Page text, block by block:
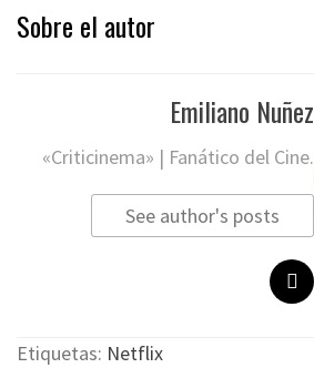
Sobre el autor
Emiliano Nuñez
«Criticinema» | Fanático del Cine.
See author's posts
Etiquetas: Netflix